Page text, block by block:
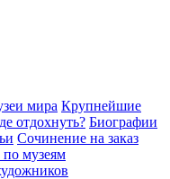
мира Крупнейшие
отдохнуть? Биографии
Сочинение на заказ
музеям